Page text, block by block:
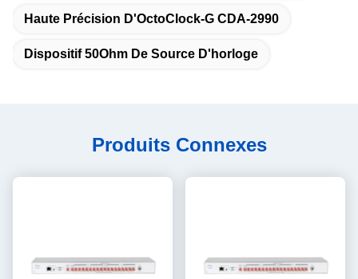
Haute Précision D'OctoClock-G CDA-2990
Dispositif 50Ohm De Source D'horloge
Produits Connexes